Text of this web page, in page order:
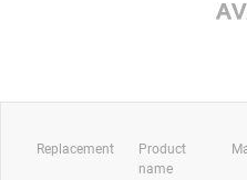
Replacement
Product
name